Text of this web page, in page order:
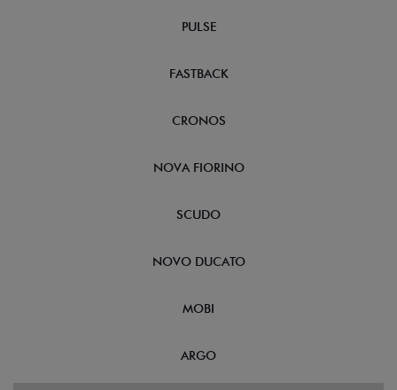
PULSE
FASTBACK
CRONOS
NOVA FIORINO
SCUDO
NOVO DUCATO
MOBI
ARGO